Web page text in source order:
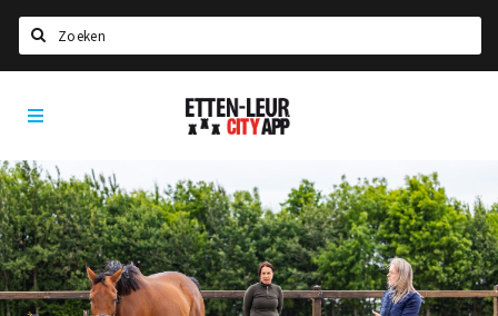
Home
Agenda
Deals
Party pics
Nieuws, interviews & blogs
Etten-
Leur